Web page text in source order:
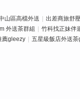
山區高檔外送
出差商旅舒
外送茶群組
竹科找正妹伴
薦gleezy 五星級飯店外送